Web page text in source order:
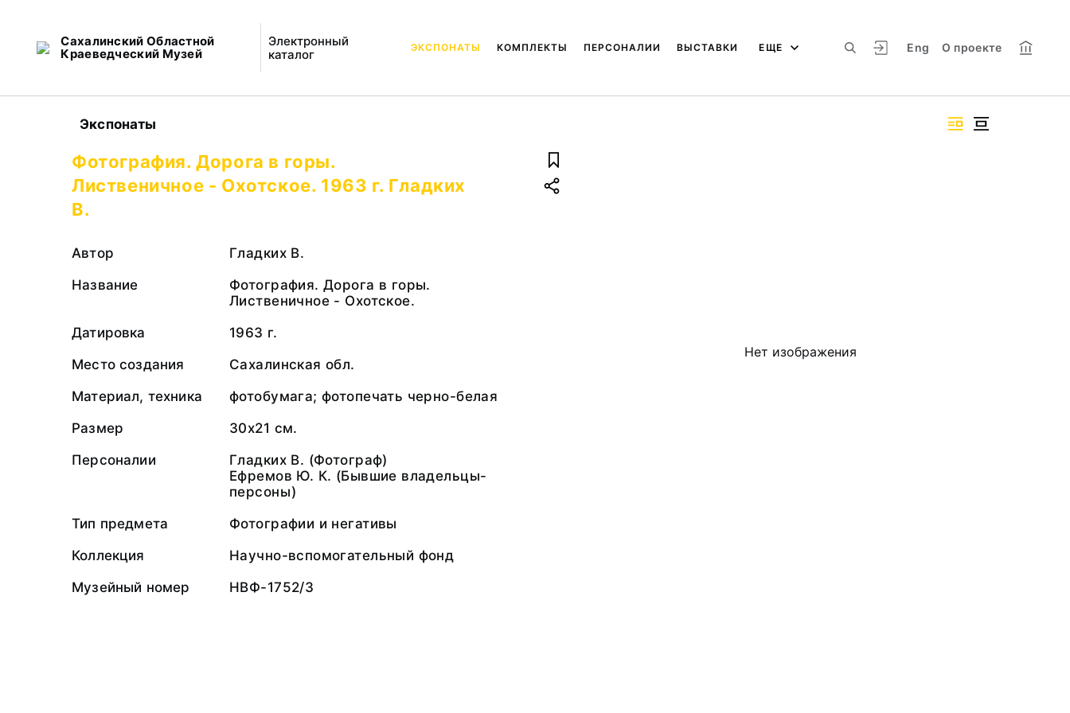
Сахалинский Областной
Краеведческий Музей
Электронный
каталог
Eng О проекте
ЭКСПОНАТЫ КОМПЛЕКТЫ ПЕРСОНАЛИИ ВЫСТАВКИ ЕЩЕ
Экспонаты
Нет изображения
Фотография. Дорога в горы.
Лиственичное - Охотское. 1963 г. Гладких
В.
Автор
Гладких В.
Название
Фотография. Дорога в горы.
Лиственичное - Охотское.
Датировка
1963 г.
Место создания
Сахалинская обл.
Материал, техника
фотобумага; фотопечать черно-белая
Размер
30х21 см.
Персоналии
Гладких В. (Фотограф)
Ефремов Ю. К. (Бывшие владельцы-
персоны)
Тип предмета
Фотографии и негативы
Коллекция
Научно-вспомогательный фонд
Музейный номер
НВФ-1752/3